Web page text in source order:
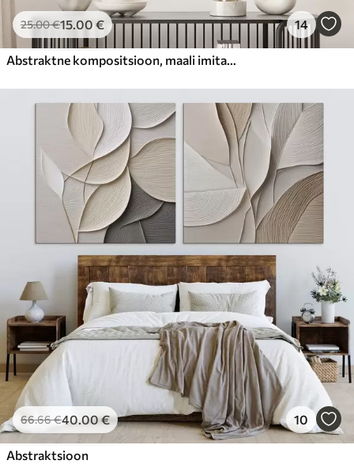
25.00€15.00 € 14
Abstraktne kompositsioon, maali imitatsioon
66.66€40.00€ 10
Abstraktsioon